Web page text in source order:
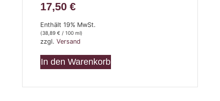
17,50 €
Enthält 19% MwSt.
(38,89 € / 100 ml)
zzgl. Versand
In den Warenkorb